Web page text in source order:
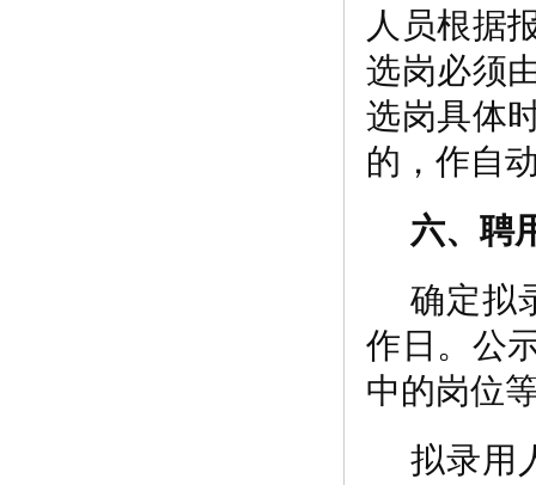
人员根据
选岗必须
选岗具体
的，作自
六、聘
确定拟
作日。公
中的岗位
拟录用